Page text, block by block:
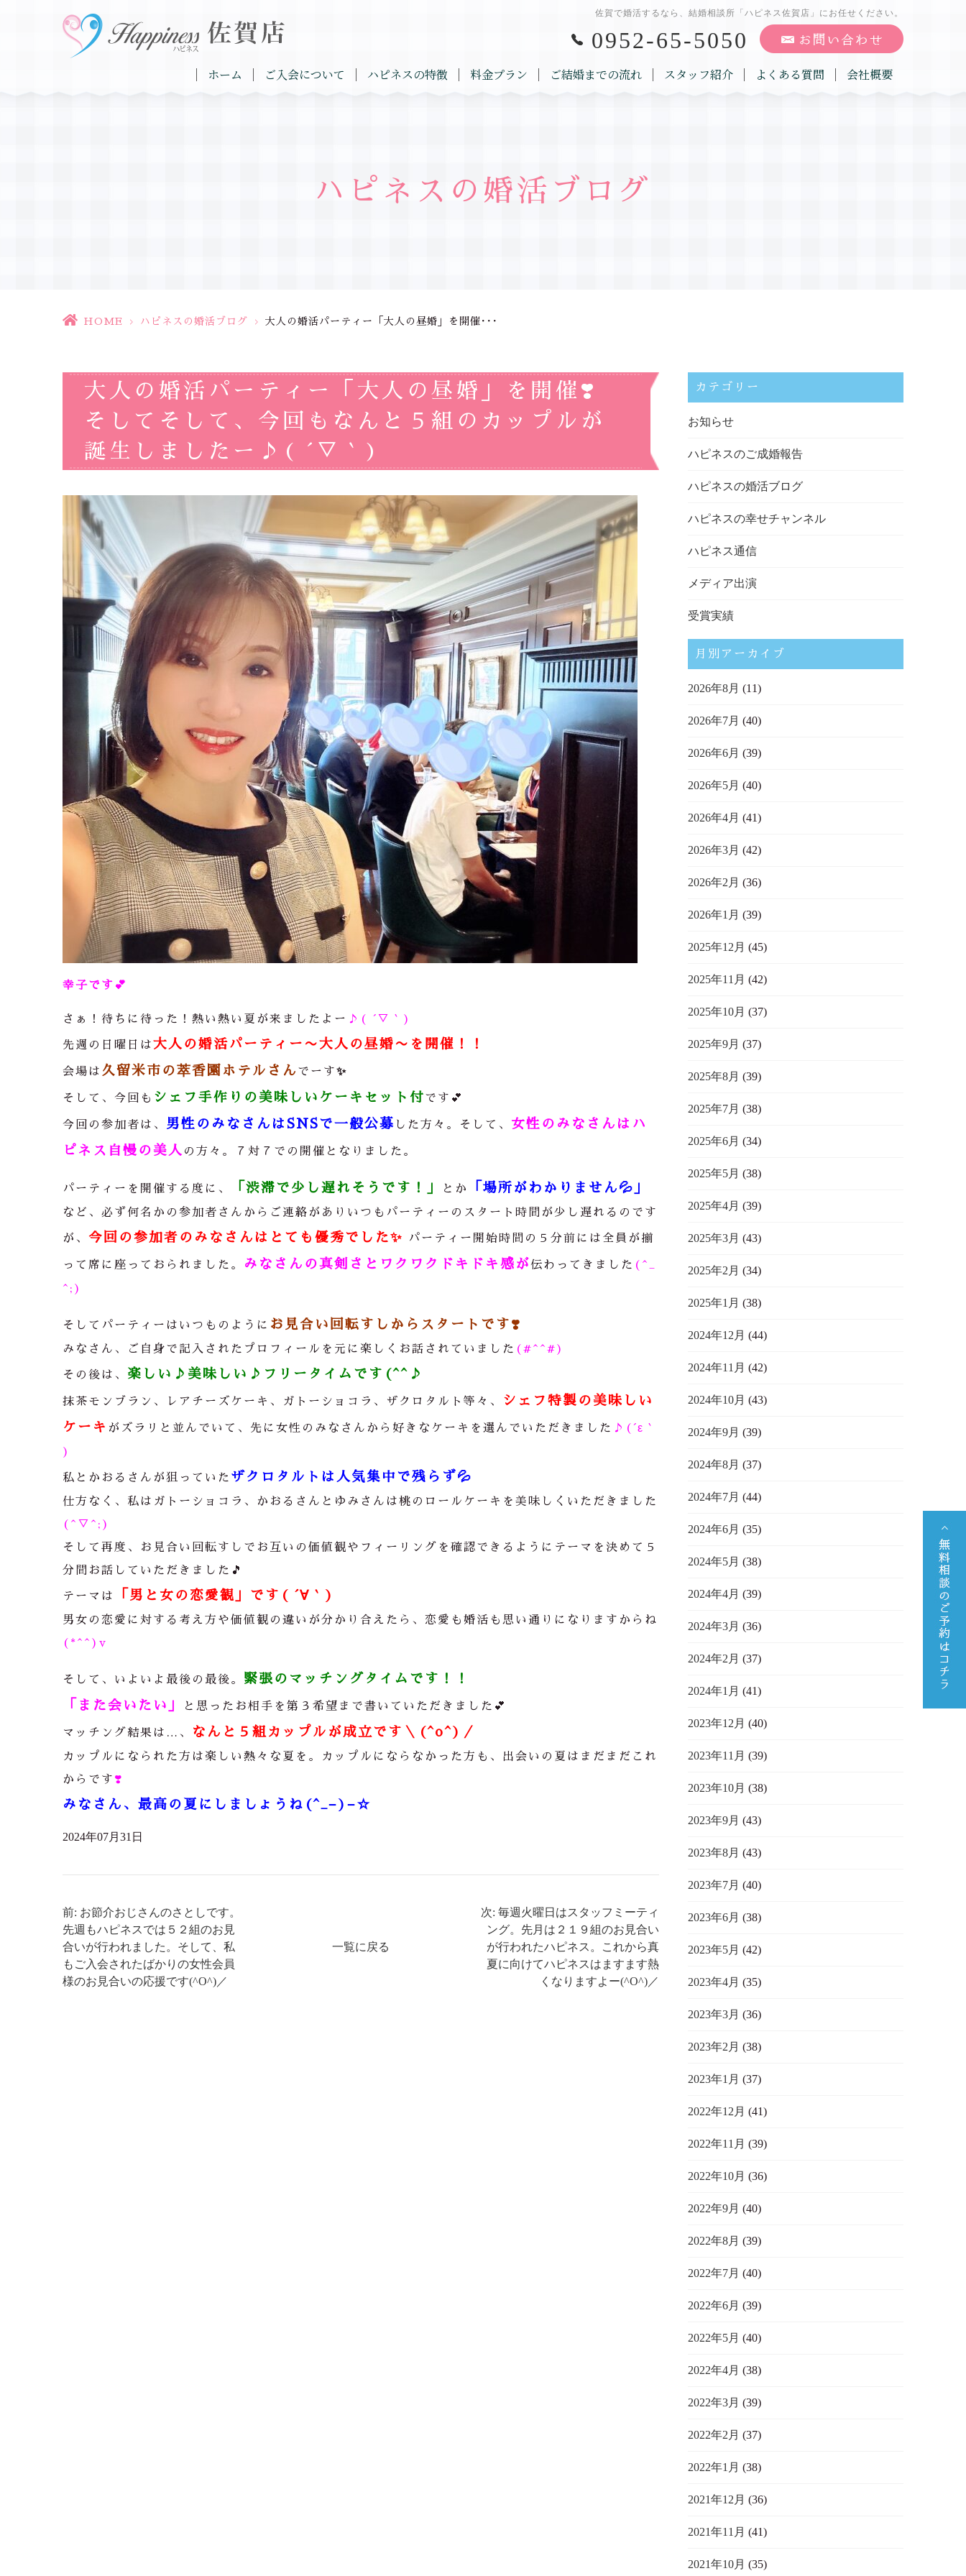
佐賀で婚活するなら、結婚相談所「ハピネス佐賀店」にお任せください。
0952-65-5050
ホーム ご入会について ハピネスの特徴 料金プラン ご結婚までの流れ スタッフ紹介 よくある質問 会社概要
ハピネスの婚活ブログ
HOME > ハピネスの婚活ブログ > 大人の婚活パーティー「大人の昼婚」を開催･･･
大人の婚活パーティー「大人の昼婚」を開催❣️
そしてそして、今回もなんと５組のカップルが
誕生しましたー♪( ´▽｀)
幸子です 💕
さぁ！待ちに待った！熱い熱い夏が来ましたよー ♪( ´▽｀)
先週の日曜日は大人の婚活パーティー〜大人の昼婚〜を開催！！
会場は 久留米市の萃香園ホテルさん でーす✨
そして、今回も シェフ手作りの美味しいケーキセット付です 💕
今回の参加者は、 男性のみなさんはSNSで一般公募 した方々。そして、 女性のみなさんはハ
ピネス自慢の美人 の方々。７対７での開催となりました。
パーティーを開催する度に、 「渋滞で少し遅れそうです！」 とか 「場所がわかりません 💦 」
など、必ず何名かの参加者さんからご連絡がありいつもパーティーのスタート時間が少し遅れるのです
が、 今回の参加者のみなさんはとても優秀でした✨ パーティー開始時間の５分前には全員が揃
って席に座っておられました。 みなさんの真剣さとワクワクドキドキ感が伝わってきました (^_
^;)
そしてパーティーはいつものように お見合い回転すしからスタートです❣️
みなさん、ご自身で記入されたプロフィールを元に楽しくお話されていました (#^^#)
その後は、 楽しい♪美味しい♪フリータイムです(^^♪
抹茶モンブラン、レアチーズケーキ、ガトーショコラ、ザクロタルト等々、
シェフ特製の美味しい
ケーキ がズラリと並んでいて、先に女性のみなさんから好きなケーキを選んでいただきました ♪(´ε｀
)
私とかおるさんが狙っていた ザクロタルトは人気集中で残らず 💦
仕方なく、私はガトーショコラ、かおるさんとゆみさんは桃のロールケーキを美味しくいただきました
(^▽^;)
そして再度、お見合い回転すしでお互いの価値観やフィーリングを確認できるようにテーマを決めて５
分間お話していただきました 🎵
テーマは 「男と女の恋愛観」です( ´∀｀)
男女の恋愛に対する考え方や価値観の違いが分かり合えたら、恋愛も婚活も思い通りになりますからね
(*^^)v
そして、いよいよ最後の最後。 緊張のマッチングタイムです！！
「また会いたい」
と思ったお相手を第３希望まで書いていただきました 💕
マッチング結果は…、 なんと５組カップルが成立です＼(^o^)／
カップルになられた方は楽しい熱々な夏を。カップルにならなかった方も、出会いの夏はまだまだこれ
からです ❣️
みなさん、最高の夏にしましょうね(^_−)−☆
2024年07月31日
前: お節介おじさんのさとしです。
先週もハピネスでは５２組のお見
合いが行われました。そして、私
もご入会されたばかりの女性会員
様のお見合いの応援です(^O^)／
一覧に戻る
次: 毎週火曜日はスタッフミーティ
ング。先月は２１９組のお見合い
が行われたハピネス。これから真
夏に向けてハピネスはますます熱
くなりますよー(^O^)／
カテゴリー
お知らせ
ハピネスのご成婚報告
ハピネスの婚活ブログ
ハピネスの幸せチャンネル
ハピネス通信
メディア出演
受賞実績
月別アーカイブ
2026年8月 (11)
2026年7月 (40)
2026年6月 (39)
2026年5月 (40)
2026年4月 (41)
2026年3月 (42)
2026年2月 (36)
2026年1月 (39)
2025年12月 (45)
2025年11月 (42)
2025年10月 (37)
2025年9月 (37)
2025年8月 (39)
2025年7月 (38)
2025年6月 (34)
2025年5月 (38)
2025年4月 (39)
2025年3月 (43)
2025年2月 (34)
2025年1月 (38)
2024年12月 (44)
2024年11月 (42)
2024年10月 (43)
2024年9月 (39)
2024年8月 (37)
2024年7月 (44)
2024年6月 (35)
2024年5月 (38)
2024年4月 (39)
2024年3月 (36)
2024年2月 (37)
2024年1月 (41)
2023年12月 (40)
2023年11月 (39)
2023年10月 (38)
2023年9月 (43)
2023年8月 (43)
2023年7月 (40)
2023年6月 (38)
2023年5月 (42)
2023年4月 (35)
2023年3月 (36)
2023年2月 (38)
2023年1月 (37)
2022年12月 (41)
2022年11月 (39)
2022年10月 (36)
2022年9月 (40)
2022年8月 (39)
2022年7月 (40)
2022年6月 (39)
2022年5月 (40)
2022年4月 (38)
2022年3月 (39)
2022年2月 (37)
2022年1月 (38)
2021年12月 (36)
2021年11月 (41)
2021年10月 (35)